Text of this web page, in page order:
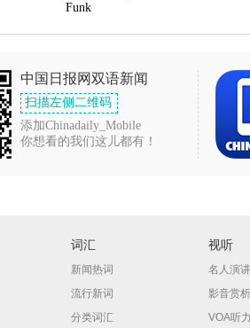
Funk
中国日报网双语新闻
扫描左侧二维码
添加Chinadaily_Mobile
你想看的我们这儿都有！
词汇
新闻热词
流行新词
分类词汇
视听
名人演讲
影音赏析
VOA听力